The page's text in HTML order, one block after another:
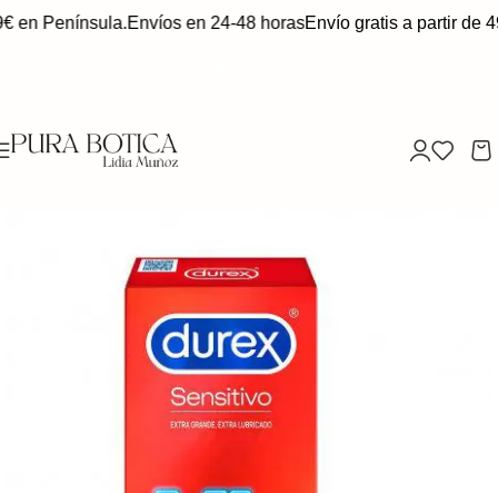
en Península.Envíos en 24-48 horasEnvío gratis a partir de